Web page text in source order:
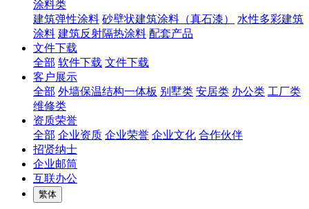
涂料类
建筑弹性涂料 砂壁状建筑涂料（真石漆）
水性多彩建筑
涂料 建筑反射隔热涂料 配套产品
文件下载
全部 软件下载 文件下载
客户展示
全部 外墙保温结构一体板 别墅类 安居类 办公类 工厂类
维修类
资质荣誉
全部 企业资质 企业荣誉 企业文化 合作伙伴
招贤纳士
企业邮筒
互联办公
繁体